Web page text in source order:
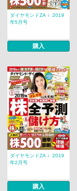
ダイヤモンドZAｉ 2019
年5月号
購入
ダイヤモンドZAｉ 2019
年2月号
購入